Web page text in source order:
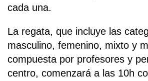
cada una.
La regata, que incluye las
masculino, femenino, mixto y
compuesta por profesores y
centro, comenzará a las 10h